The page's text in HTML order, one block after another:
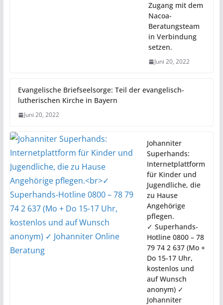
Zugang mit dem
Nacoa-
Beratungsteam
in Verbindung
setzen.
Juni 20, 2022
Evangelische Briefseelsorge: Teil der evangelisch-
lutherischen Kirche in Bayern
Juni 20, 2022
Johanniter
Superhands:
Internetplattform
für Kinder und
Jugendliche, die
zu Hause
Angehörige
pflegen.
✓ Superhands-
Hotline 0800 – 78
79 74 2 637 (Mo +
Do 15-17 Uhr,
kostenlos und
auf Wunsch
anonym) ✓
Johanniter